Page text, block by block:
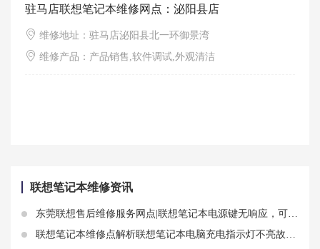
驻马店联想笔记本维修网点：泌阳县店
维修地址：驻马店泌阳县北一环御景湾
维修产品：产品销售,软件调试,外观清洁
联想笔记本维修资讯
东莞联想售后维修服务网点|联想笔记本电源键无响应，可能是什么原因？如何解决？
联想笔记本维修点解析联想笔记本电脑充电指示灯不亮故障操作方法